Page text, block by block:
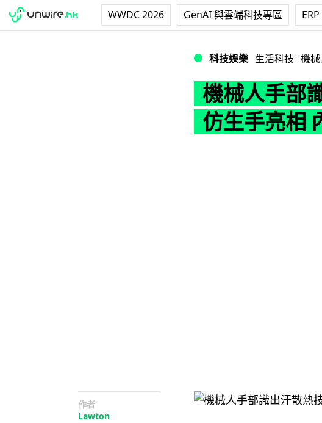
WWDC 2026 GenAI 與雲端科技專區
科技娛樂 生活科技 機
機械人手部
仿生手亮相
作者
Lawton